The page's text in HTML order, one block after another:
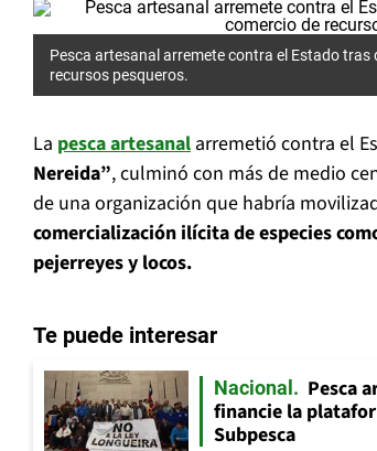
Pesca artesanal arremete contra el Estado
recursos pesqueros.
La pesca artesanal arremetió contra el
Nereida”, culminó con más de medio
de una organización que habría
comercialización ilícita de especies
pejerreyes y locos.
Te puede interesar
Nacional
Pesca
financie la
Subpesca